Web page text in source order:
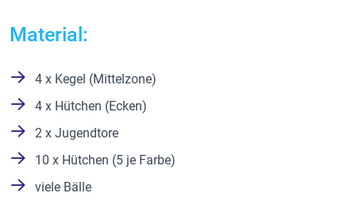
Material:
4 x Kegel (Mittelzone)
4 x Hütchen (Ecken)
2 x Jugendtore
10 x Hütchen (5 je Farbe)
viele Bälle